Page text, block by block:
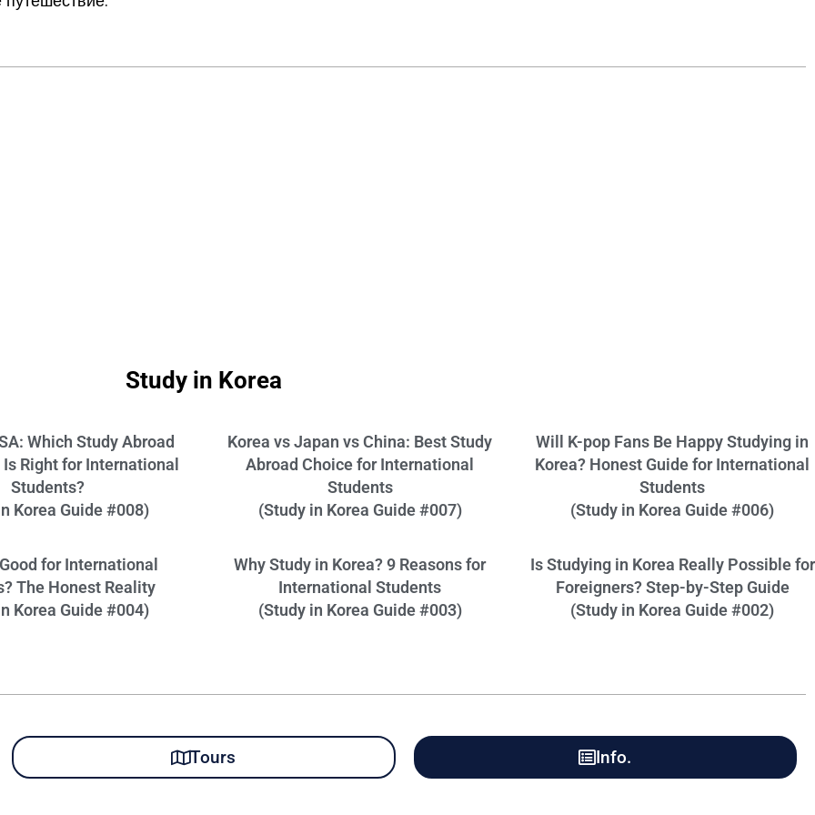
Study in Korea
Which Study Abroad
Right for International
Students?
Korea Guide #008)
Korea vs Japan vs China: Best Study
Abroad Choice for International
Students
(Study in Korea Guide #007)
Will K-pop Fans Be Happy Studying in
Korea? Honest Guide for International
Students
(Study in Korea Guide #006)
for International
The Honest Reality
Korea Guide #004)
Why Study in Korea? 9 Reasons for
International Students
(Study in Korea Guide #003)
Is Studying in Korea Really Possible for
Foreigners? Step-by-Step Guide
(Study in Korea Guide #002)
Tours Info.